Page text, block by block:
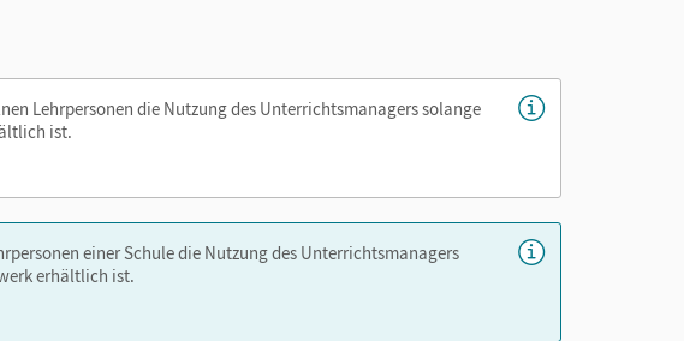
Lehrpersonen die Nutzung des Unterrichtsmanagers solange
ist.
einer Schule die Nutzung des Unterrichtsmanagers
erhältlich ist.